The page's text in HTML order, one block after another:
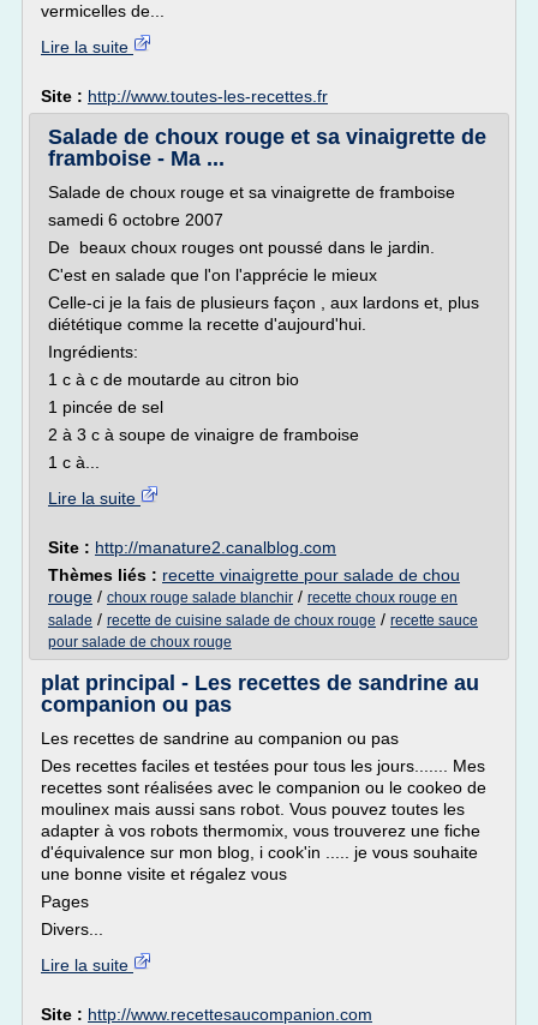
vermicelles de...
Lire la suite
Site : http://www.toutes-les-recettes.fr
Salade de choux rouge et sa vinaigrette de
framboise - Ma ...
Salade de choux rouge et sa vinaigrette de framboise
samedi 6 octobre 2007
De beaux choux rouges ont poussé dans le jardin.
C'est en salade que l'on l'apprécie le mieux
Celle-ci je la fais de plusieurs façon , aux lardons et, plus
diététique comme la recette d'aujourd'hui.
Ingrédients:
1 c à c de moutarde au citron bio
1 pincée de sel
2 à 3 c à soupe de vinaigre de framboise
1 c à...
Lire la suite
Site : http://manature2.canalblog.com
Thèmes liés : recette vinaigrette pour salade de chou
rouge / choux rouge salade blanchir / recette choux rouge en
salade / recette de cuisine salade de choux rouge / recette sauce
pour salade de choux rouge
plat principal - Les recettes de sandrine au
companion ou pas
Les recettes de sandrine au companion ou pas
Des recettes faciles et testées pour tous les jours....... Mes
recettes sont réalisées avec le companion ou le cookeo de
moulinex mais aussi sans robot. Vous pouvez toutes les
adapter à vos robots thermomix, vous trouverez une fiche
d'équivalence sur mon blog, i cook'in ..... je vous souhaite
une bonne visite et régalez vous
Pages
Divers...
Lire la suite
Site : http://www.recettesaucompanion.com